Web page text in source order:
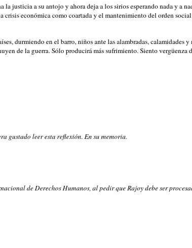
justicia a su antojo y ahora deja a los sirios esperando nada y
crisis económica como coartada y el mantenimiento del orden
durmiendo en el barro, niños ante las alambradas, calamidades
de la guerra. Sólo producirá más sufrimiento. Siento vergüenza
gustado leer esta reflexión. En su memoria.
de Derechos Humanos, al pedir que Rajoy debe ser